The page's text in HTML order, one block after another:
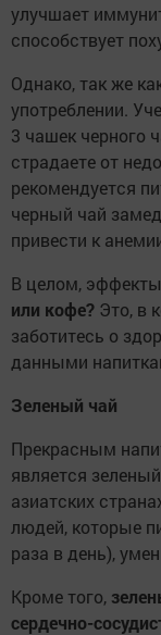
улучшает
способствует
Однако, так же
употреблении.
3 чашек черного
страдаете от
рекомендуется
черный чай
привести к
В целом,
или кофе? Это, в
заботитесь о
данными
Зеленый чай
Прекрасным
является
азиатских
людей, которые
раза в день),
Кроме того,
сердечно-